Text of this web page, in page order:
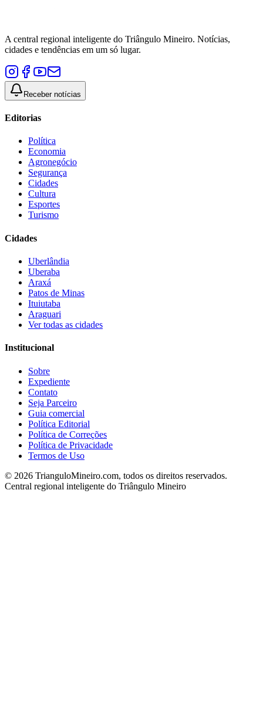
A central regional inteligente do Triângulo Mineiro. Notícias,
cidades e tendências em um só lugar.
Receber notícias
Editorias
Política
Economia
Agronegócio
Segurança
Cidades
Cultura
Esportes
Turismo
Cidades
Uberlândia
Uberaba
Araxá
Patos de Minas
Ituiutaba
Araguari
Ver todas as cidades
Institucional
Sobre
Expediente
Contato
Seja Parceiro
Guia comercial
Política Editorial
Política de Correções
Política de Privacidade
Termos de Uso
© 2026 TrianguloMineiro.com, todos os direitos reservados.
Central regional inteligente do Triângulo Mineiro